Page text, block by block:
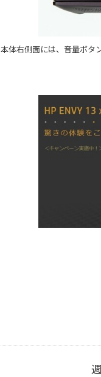
本体右側面には、音量ボタ